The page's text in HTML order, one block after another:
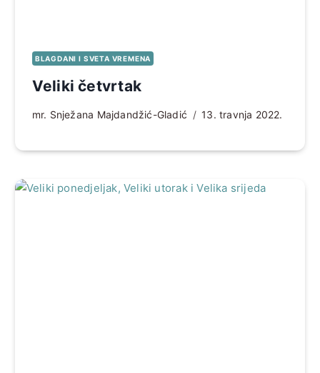
BLAGDANI I SVETA VREMENA
Veliki četvrtak
mr. Snježana Majdandžić-Gladić 13. travnja 2022.